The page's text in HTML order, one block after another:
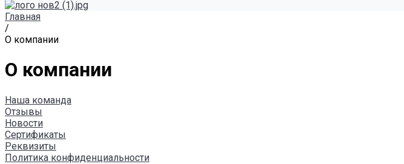
Главная
/
О компании
О компании
Наша команда
Отзывы
Новости
Сертификаты
Реквизиты
Политика конфиденциальности